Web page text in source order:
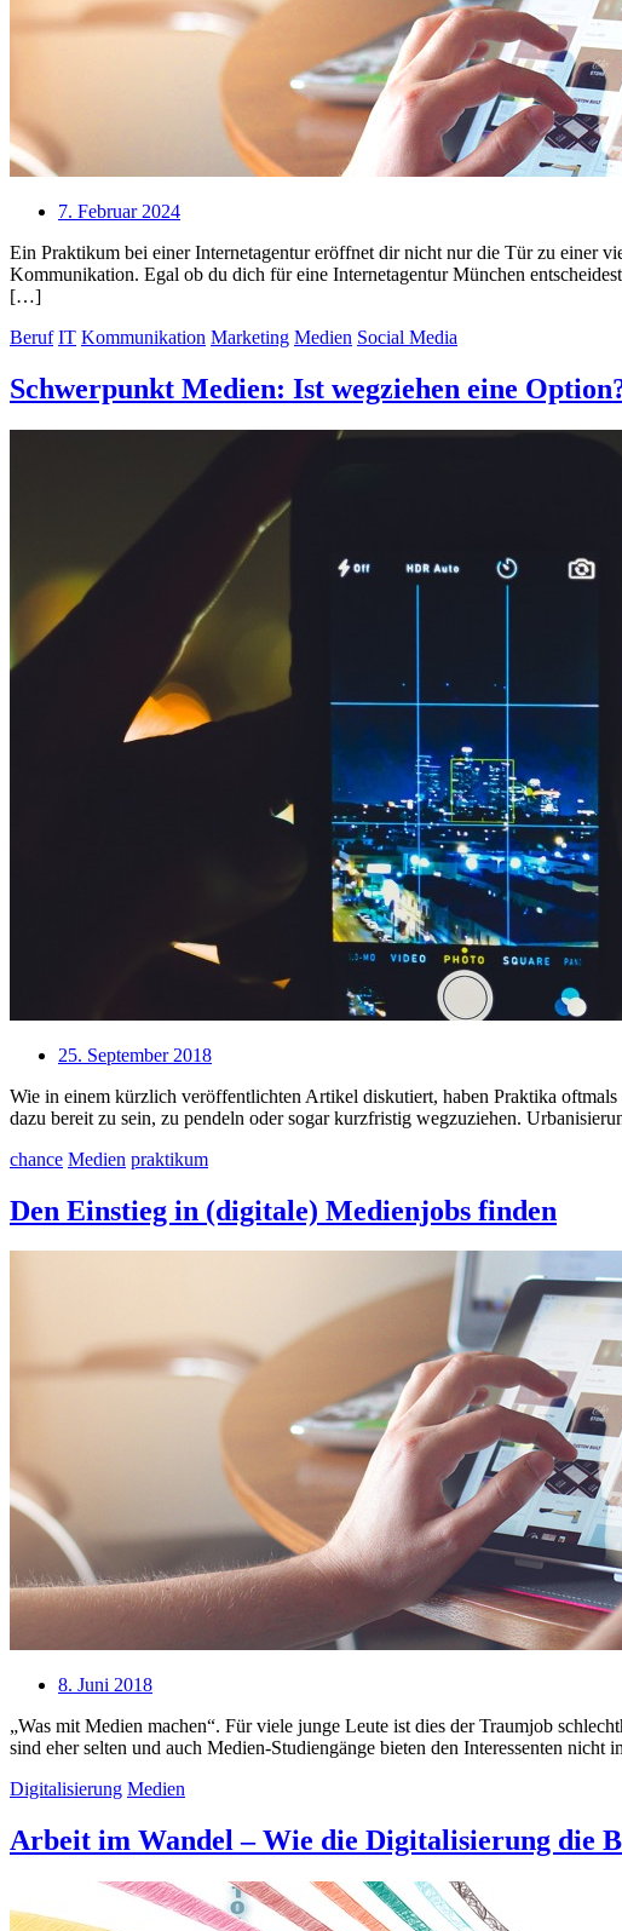
7. Februar 2024
Ein Praktikum bei einer Internetagentur eröffnet dir nicht nur die Tür zu einer
Kommunikation. Egal ob du dich für eine Internetagentur München
[…]
Beruf IT Kommunikation Marketing Medien Social Media
Schwerpunkt Medien: Ist wegziehen eine
25. September 2018
Wie in einem kürzlich veröffentlichten Artikel diskutiert, haben Praktika
dazu bereit zu sein, zu pendeln oder sogar kurzfristig wegzuziehen.
chance Medien praktikum
Den Einstieg in (digitale) Medienjobs finden
8. Juni 2018
„Was mit Medien machen“. Für viele junge Leute ist dies der Traumjob
sind eher selten und auch Medien-Studiengänge bieten den Interessenten
Digitalisierung Medien
Arbeit im Wandel – Wie die Digitalisierung die